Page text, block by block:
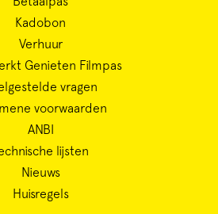
Kadobon
Verhuur
Genieten Filmpas
vragen
voorwaarden
ANBI
lijsten
Nieuws
Huisregels